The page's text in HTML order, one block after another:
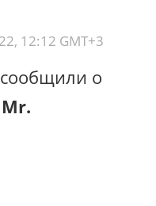
12:12 GMT+3
сообщили о
Mr.